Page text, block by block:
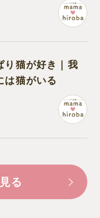
り猫が好き｜我
は猫がいる
る